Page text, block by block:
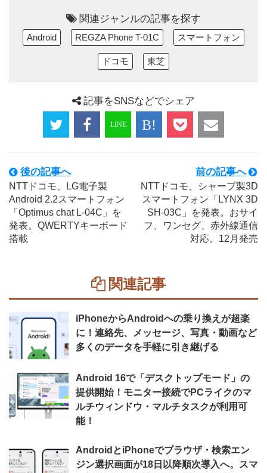
関連ジャンルの記事を探す
Android REGZA Phone T-01C スマートフォン
ドコモ 東芝
記事をSNSなどでシェア
後の記事へ
NTTドコモ、LG電子製
Android 2.2スマートフォン
「Optimus chat L-04C」を
発表。QWERTYキーボード
搭載
前の記事へ
NTTドコモ、シャープ製3D
スマートフォン「LYNX 3D
SH-03C」を発表。おサイ
フ、ワンセグ、赤外線通信
対応。12月発売
関連記事
iPhoneからAndroidへの乗り換えが超楽
に！連絡先、メッセージ、写真・動画など
多くのデータを手軽に引き継げる
Android 16で「デスクトップモード」の
提供開始！モニター接続でPCライクのマ
ルチウィンドウ・マルチタスクが利用可
能！
AndroidとiPhoneでブラウザ・検索エン
ジン選択画面が18日以降順次導入へ。スマ